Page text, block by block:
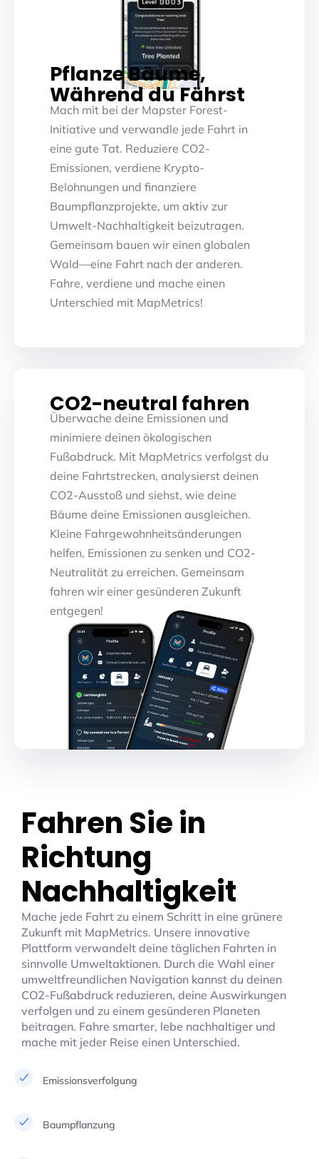
Pflanze Bäume,
Während du Fährst
Mach mit bei der Mapster Forest-
Initiative und verwandle jede Fahrt in
eine gute Tat. Reduziere CO2-
Emissionen, verdiene Krypto-
Belohnungen und finanziere
Baumpflanzprojekte, um aktiv zur
Umwelt-Nachhaltigkeit beizutragen.
Gemeinsam bauen wir einen globalen
Wald—eine Fahrt nach der anderen.
Fahre, verdiene und mache einen
Unterschied mit MapMetrics!
CO2-neutral fahren
Überwache deine Emissionen und
minimiere deinen ökologischen
Fußabdruck. Mit MapMetrics verfolgst du
deine Fahrtstrecken, analysierst deinen
CO2-Ausstoß und siehst, wie deine
Bäume deine Emissionen ausgleichen.
Kleine Fahrgewohnheitsänderungen
helfen, Emissionen zu senken und CO2-
Neutralität zu erreichen. Gemeinsam
fahren wir einer gesünderen Zukunft
entgegen!
Fahren Sie in
Richtung
Nachhaltigkeit
Mache jede Fahrt zu einem Schritt in eine grünere
Zukunft mit MapMetrics. Unsere innovative
Plattform verwandelt deine täglichen Fahrten in
sinnvolle Umweltaktionen. Durch die Wahl einer
umweltfreundlichen Navigation kannst du deinen
CO2-Fußabdruck reduzieren, deine Auswirkungen
verfolgen und zu einem gesünderen Planeten
beitragen. Fahre smarter, lebe nachhaltiger und
mache mit jeder Reise einen Unterschied.
Emissionsverfolgung
Baumpflanzung